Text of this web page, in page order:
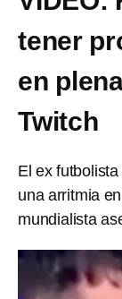
tener
en
Twitch
El ex
una arritmia
mundialista